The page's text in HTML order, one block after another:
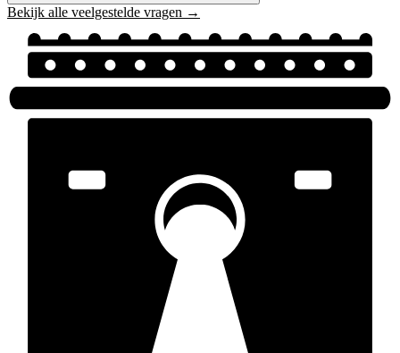
Bekijk alle veelgestelde vragen →